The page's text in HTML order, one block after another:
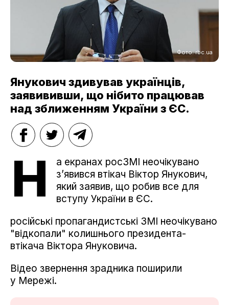
Фото: rbc.ua
Янукович здивував українців,
заявививши, що нібито працював
над зближенням України з ЄС.
Н
а екранах росЗМІ неочікувано
з’явився втікач Віктор Янукович,
який заявив, що робив все для
вступу України в ЄС.
російські пропагандистські ЗМІ неочікувано
"відкопали" колишнього президента-
втікача Віктора Януковича.
Відео звернення зрадника поширили
у Мережі.